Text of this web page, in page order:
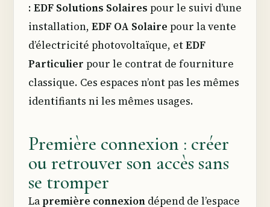
: EDF Solutions Solaires pour le suivi d’une
installation, EDF OA Solaire pour la vente
d’électricité photovoltaïque, etEDF
Particulier pour le contrat de fourniture
classique. Ces espaces n’ont pas les mêmes
identifiants ni les mêmes usages.
Première connexion : créer
ou retrouver son accès sans
se tromper
Lapremière connexion dépend de l’espace